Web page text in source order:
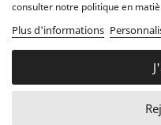
© 2012-2026
consulter notre politique en
Plus d'informations